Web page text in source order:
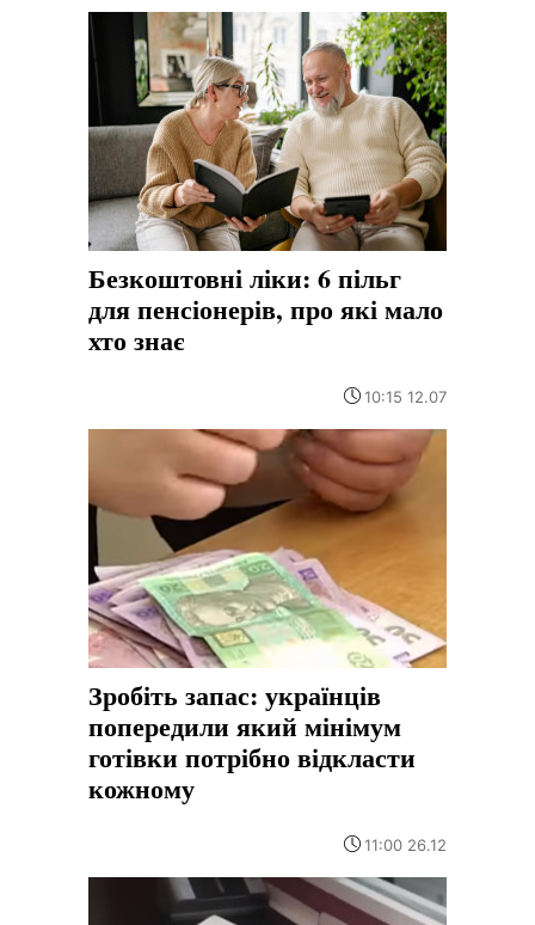
Безкоштовні ліки: 6 пільг
для пенсіонерів, про які мало
хто знає
10:15 12.07
Зробіть запас: українців
попередили який мінімум
готівки потрібно відкласти
кожному
11:00 26.12